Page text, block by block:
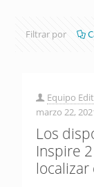
Filtrar por
Equipo
marzo 22,
Los
Inspire
localizar